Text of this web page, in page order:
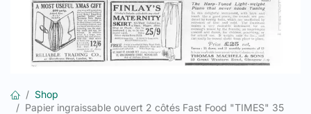
Shop
Papier ingraissable ouvert 2 côtés Fast Food "TIMES" 35